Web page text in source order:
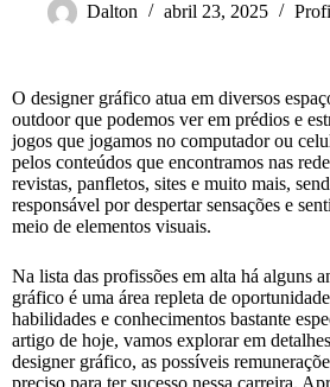
Dalton abril 23, 2025
O designer gráfico atua em diversos
outdoor que podemos ver em prédios e
jogos que jogamos no computador ou
pelos conteúdos que encontramos nas
revistas, panfletos, sites e muito mais,
responsável por despertar sensações e
meio de elementos visuais.
Na lista das profissões em alta há alguns
gráfico é uma área repleta de
habilidades e conhecimentos bastante
artigo de hoje, vamos explorar em
designer gráfico, as possíveis